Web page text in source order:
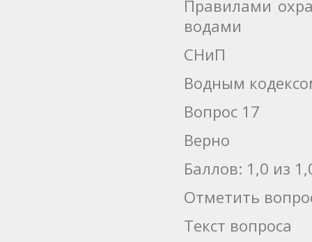
Правилами
водами
СНиП
Водным
Вопрос 17
Верно
Баллов: 1,0 из
Отметить
Текст вопроса